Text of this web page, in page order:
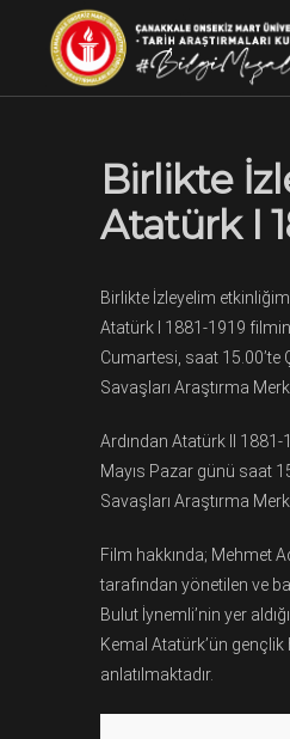
Birlikte
Atatürk I
Birlikte İzleyelim
Atatürk I 1881-1919
Cumartesi, saat 15.00’te
Savaşları Araştırma
Ardından Atatürk II 1881-
Mayıs Pazar günü saat
Savaşları Araştırma
Film hakkında; Mehmet
tarafından yönetilen ve
Bulut İynemli’nin yer
Kemal Atatürk’ün
anlatılmaktadır.